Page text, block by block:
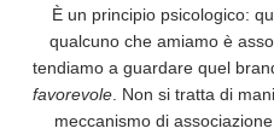
È un principio psicologico:
qualcuno che amiamo è
tendiamo a guardare quel
favorevole. Non si tratta di
meccanismodi associazione